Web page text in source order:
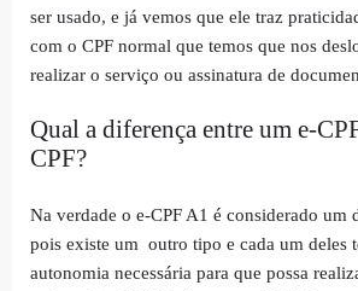
ser usado, e já vemos que ele traz
com o CPF normal que temos que nos
realizar o serviço ou assinatura de
Qual a diferença entre um e-
CPF?
Na verdade o e-CPF A1 é considerado um
pois existe um outro tipo e cada um deles
autonomia necessária para que possa